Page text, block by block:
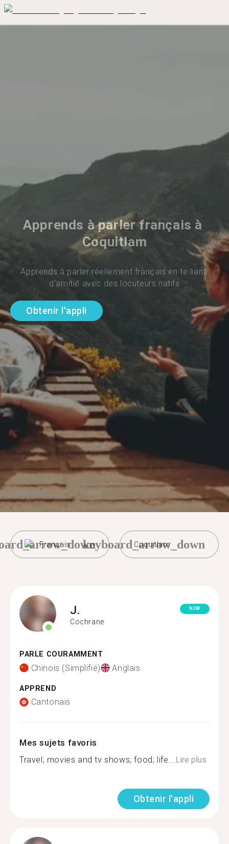
Apprends à parler français à
Coquitlam
Apprends à parler réellement français en te liant
d'amitié avec des locuteurs natifs
Obtenir l'appli
Français Coquitlam
keyboard_arrow_down
J.
Cochrane
NEW
PARLE COURAMMENT
Chinois (Simplifié) Anglais
APPREND
Cantonais
Mes sujets favoris
Travel; movies and tv shows; food; life...Lire plus
Obtenir l'appli